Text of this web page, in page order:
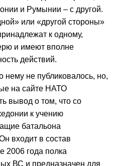
и Румынии – с другой.
или «другой стороны»
к одному,
и имеют вполне
действий.
не публиковалось, но,
на сайте НАТО
вывод о том, что со
к учению
батальона
входит в состав
2006 года полка
ВС и предназначен для